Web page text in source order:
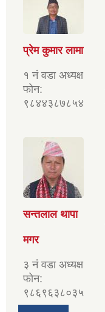
प्रेम कुमार लामा
१ नं वडा अध्यक्ष
फोन:
९८४४३८७८५४
सन्तलाल थापा
मगर
३ नं वडा अध्यक्ष
फोन:
९८६९६३८०३५